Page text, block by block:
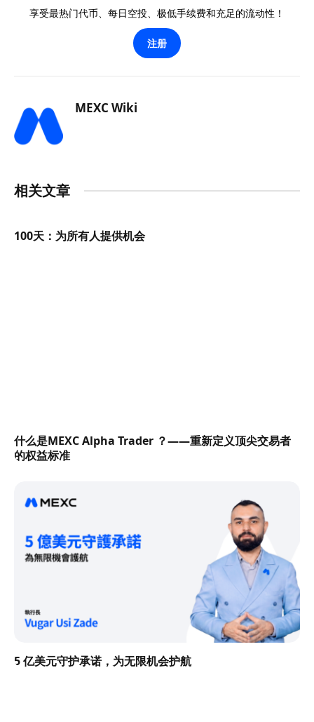
享受最热门代币、每日空投、极低手续费和充足的流动性！
注册
MEXC Wiki
相关文章
100天：为所有人提供机会
什么是MEXC Alpha Trader ？——重新定义顶尖交易者
的权益标准
5 亿美元守护承诺，为无限机会护航